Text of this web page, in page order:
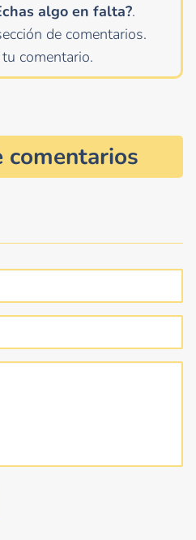
algo en falta?.
de comentarios.
comentario.
comentarios